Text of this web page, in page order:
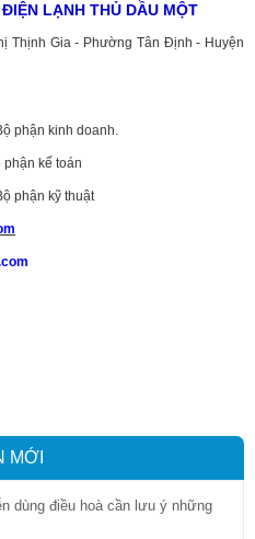
LẠNH THỦ DẦU MỘT
Thịnh Gia - Phường Tân Định - Huyện
phận kinh doanh.
phận kế toán
phận kỹ thuật
MỚI
dùng điều hoà cần lưu ý những